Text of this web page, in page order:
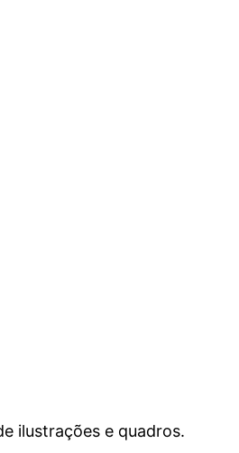
ilustrações e quadros.